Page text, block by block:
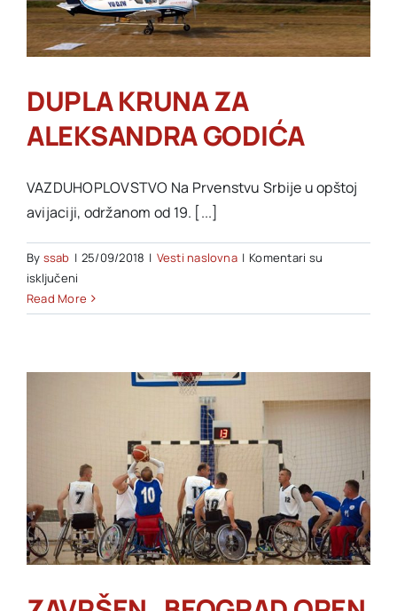
DUPLA KRUNA ZA
ALEKSANDRA GODIĆA
VAZDUHOPLOVSTVO Na Prvenstvu Srbije u opštoj
avijaciji, održanom od 19. [...]
By ssab | 25/09/2018 | Vesti naslovna | Komentari su
isključeni
DUPLA
KRUNA
Read More